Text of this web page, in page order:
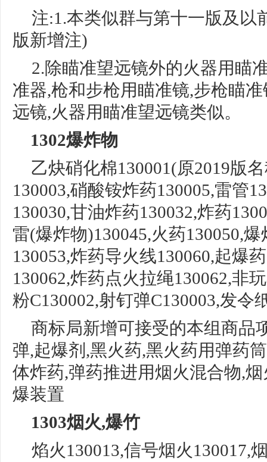
注:1.本类似群与第十一版及以
版新增注)
2.除瞄准望远镜外的火器用瞄
准器,枪和步枪用瞄准镜,步枪瞄
远镜,火器用瞄准望远镜类似。
1302爆炸物
乙炔硝化棉130001(原2019版
130003,硝酸铵炸药130005,雷管
130030,甘油炸药130032,炸药
雷(爆炸物)130045,火药130050,爆
130053,炸药导火线130060,起爆药
130062,炸药点火拉绳130062,非
粉C130002,射钉弹C130003,发令
商标局新增可接受的本组商品
弹,起爆剂,黑火药,黑火药用弹药
体炸药,弹药推进用烟火混合物,
爆装置
1303烟火,爆竹
焰火130013,信号烟火130017,